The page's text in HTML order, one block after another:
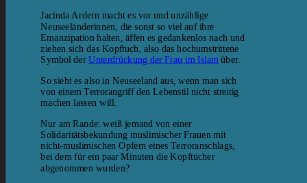
Jacinda Ardern macht es vor und unzählige
Neuseeländerinnen, die sonst so viel auf ihre
Emanzipation halten, äffen es gedankenlos nach und
ziehen sich das Kopftuch, also das hochumstrittene
Symbol derUnterdrückung der Frau im Islam über.
So sieht es also in Neuseeland aus, wenn man sich
von einem Terrorangriff den Lebenstil nicht streitig
machen lassen will.
Nur am Rande: weiß jemand von einer
Solidaritätsbekundung muslimischer Frauen mit
nicht-muslimischen Opfern eines Terroranschlags,
bei dem für ein paar Minuten die Kopftücher
abgenommen wurden?